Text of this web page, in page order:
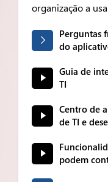
organização a
Perguntas
do
Guia de
TI
Centro de
de TI e
podem